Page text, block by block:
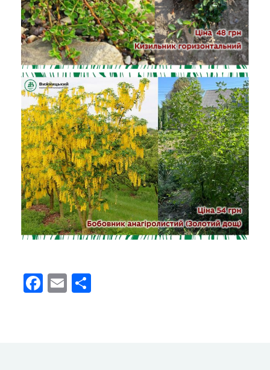
Facebook
Email